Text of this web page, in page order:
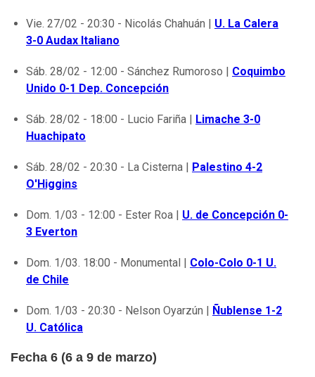
Vie. 27/02 - 20:30 - Nicolás Chahuán | U. La Calera
3-0 Audax Italiano
Sáb. 28/02 - 12:00 - Sánchez Rumoroso | Coquimbo
Unido 0-1 Dep. Concepción
Sáb. 28/02 - 18:00 - Lucio Fariña | Limache 3-0
Huachipato
Sáb. 28/02 - 20:30 - La Cisterna | Palestino 4-2
O'Higgins
Dom. 1/03 - 12:00 - Ester Roa | U. de Concepción 0-
3 Everton
Dom. 1/03. 18:00 - Monumental | Colo-Colo 0-1 U.
de Chile
Dom. 1/03 - 20:30 - Nelson Oyarzún | Ñublense 1-2
U. Católica
Fecha 6 (6 a 9 de marzo)